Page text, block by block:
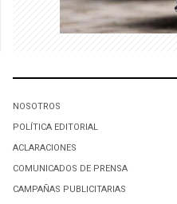
NOSOTROS
POLÍTICA EDITORIAL
ACLARACIONES
COMUNICADOS DE PRENSA
CAMPAÑAS PUBLICITARIAS